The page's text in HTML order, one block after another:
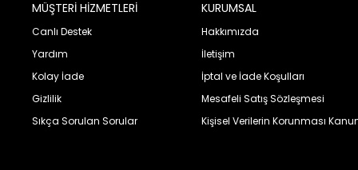
MÜŞTERİ HİZMETLERİ
Canlı Destek
Yardım
Kolay İade
Gizlilik
Sıkça Sorulan Sorular
KURUMSAL
Hakkımızda
İletişim
İptal ve İade Koşulları
Mesafeli Satış Sözleşmesi
Kişisel Verilerin Korunması